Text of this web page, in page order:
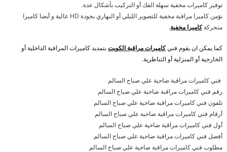
توفير كاميرات مخفية سهلة الفك أو التركيب بأشكال عدة.
نؤمن كاميرا مراقبة مخفية للتصوير الليلي أو النهاري بجودة HD عالية و أيضا كاميرا
متحركةكاميرا مخفية.
كما يمكن ان يقوم فنيكاميرات مراقبة الكويتبتمديد كاميرات المراقبة الداخلية أو
الخارجية أو المنزلية أو التناظرية.
فني كاميرات مراقبة ضاحية علي صباح السالم
رقم فني كاميرات مراقبة ضاحية علي صباح السالم
تلفون فني كاميرات مراقبة ضاحية علي صباح السالم
أرقام فني كاميرات مراقبة ضاحية علي صباح السالم
أول فني كاميرات مراقبة ضاحية علي صباح السالم
أفضل فني كاميرات مراقبة ضاحية علي صباح السالم
مطلوب فني كاميرات مراقبة ضاحية علي صباح السالم